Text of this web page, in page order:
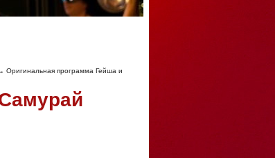
Оригинальная программа Гейша и